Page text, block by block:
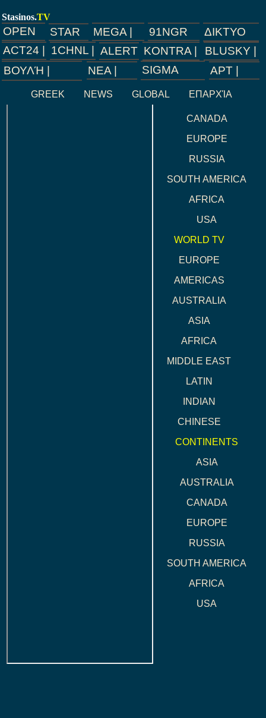
Stasinos.TV
OPEN STAR MEGA | 91NGR
ΔΙΚΤΥΟ
ACT24 |
1CHNL | ALERT KONTRA |
BLUSKY |
ΒΟΥΛΉ |
ΝEA | SIGMA ΑΡΤ |
GREEK NEWS GLOBAL ΕΠΑΡΧΊΑ
CONTINENTS
ASIA
AUSTRALIA
CANADA
EUROPE
RUSSIA
SOUTH AMERICA
AFRICA
USA
WORLD TV
EUROPE
AMERICAS
AUSTRALIA
ASIA
AFRICA
MIDDLE EAST
LATIN
INDIAN
CHINESE
CONTINENTS
ASIA
AUSTRALIA
CANADA
EUROPE
RUSSIA
SOUTH AMERICA
AFRICA
USA